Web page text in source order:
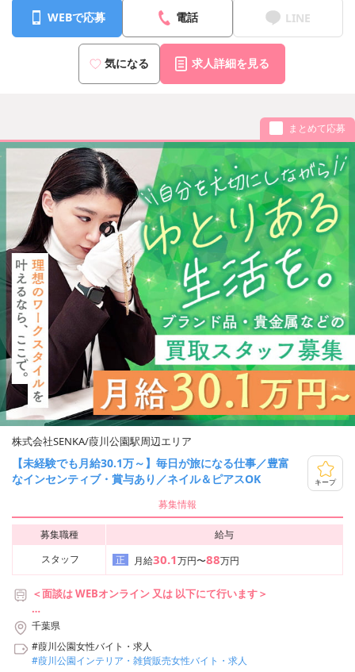
WEBで応募 電話 LINE
気になる 求人詳細を見る
まとめて応募
株式会社SENKA/葭川公園駅周辺エリア
【未経験でも月給30.1万～】毎日が旅になる仕事／豊富
なインセンティブ・賞与あり／ネイル＆ピアスOK
キープ
募集情報
募集職種
給与
スタッフ
正 月給30.1万円〜88万円
＜面談は WEBオンライン 又は 以下にて行います＞
■株式会社SENKA 東京事務所
アクセス：
東京メトロ日比谷線/都営浅草線「東銀座」駅 6番出口より徒歩3
千葉県
#葭川公園女性バイト・求人
#葭川公園インテリア・雑貨販売女性バイト・求人